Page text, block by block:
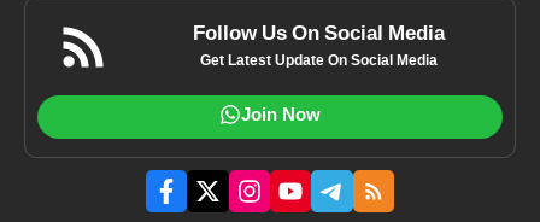
Follow Us On Social Media
Get Latest Update On Social Media
Join Now